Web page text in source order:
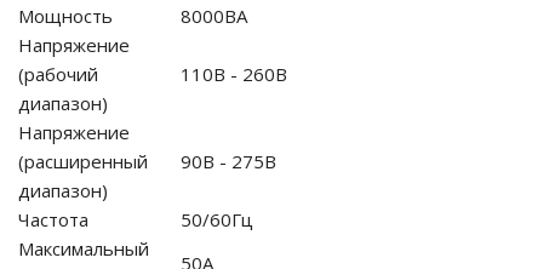
для газовых и
отопления
питания
котла
и среднего офиса
Мощность
8000ВА
Напряжение
(рабочий
диапазон)
110В - 260В
Напряжение
(расширенный
диапазон)
90В - 275В
Частота
50/60Гц
Максимальный
50А